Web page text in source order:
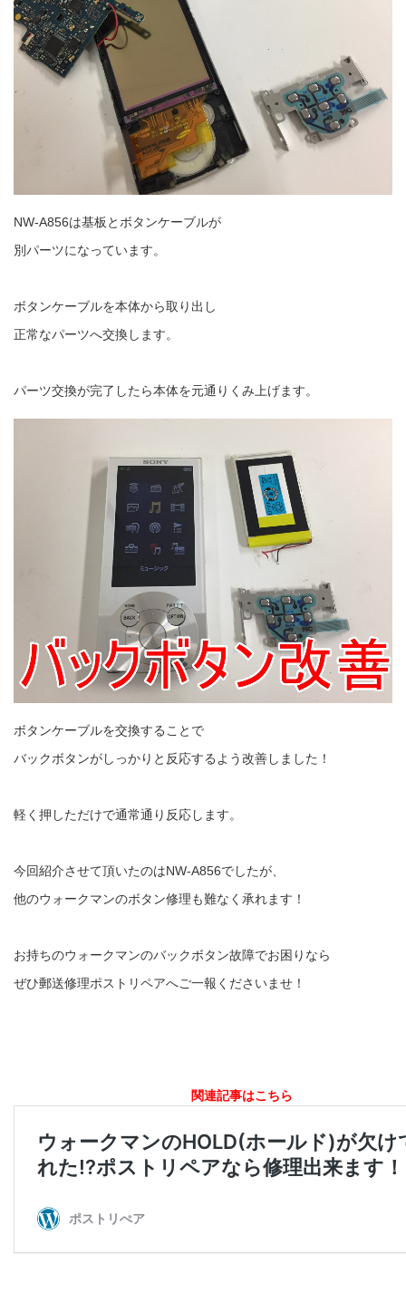
NW-A856は基板とボタンケーブルが
別パーツになっています。
ボタンケーブルを本体から取り出し
正常なパーツへ交換します。
パーツ交換が完了したら本体を元通りくみ上げます。
ボタンケーブルを交換することで
バックボタンがしっかりと反応するよう改善しました！
軽く押しただけで通常通り反応します。
今回紹介させて頂いたのはNW-A856でしたが、
他のウォークマンのボタン修理も難なく承れます！
お持ちのウォークマンのバックボタン故障でお困りなら
ぜひ郵送修理ポストリペアへご一報くださいませ！
関連記事はこちら